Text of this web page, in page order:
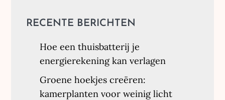
RECENTE BERICHTEN
Hoe een thuisbatterij je
energierekening kan verlagen
Groene hoekjes creëren:
kamerplanten voor weinig licht